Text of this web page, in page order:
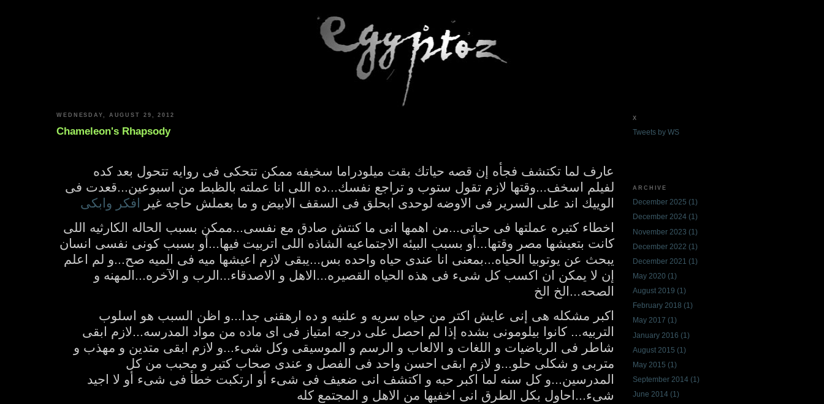
WEDNESDAY, AUGUST 29, 2012
Chameleon's Rhapsody
عارف لما تكتشف فجأه إن قصه حياتك بقت ميلودراما سخيفه ممكن تتحكى فى روايه تتحول بعد كده
لفيلم اسخف...وقتها لازم تقول ستوب و تراجع نفسك...ده اللى انا عملته بالظبط من اسبوعين...قعدت فى
الوييك اند على السرير فى الاوضه لوحدى ابحلق فى السقف الابيض و ما بعملش حاجه غير
افكر وابكى
اخطاء كتيره عملتها فى حياتى...من اهمها انى ما كنتش صادق مع نفسى...ممكن بسبب الحاله الكارثيه اللى
كانت بتعيشها مصر وقتها...أو بسبب البيئه الاجتماعيه الشاذه اللى اتربيت فيها...أو بسبب كونى نفسى انسان
يبحث عن يوتوبيا الحياه...بمعنى انا عندى حياه واحده بس...يبقى لازم اعيشها ميه فى الميه صح...و لم اعلم
إن لا يمكن ان اكسب كل شىء فى هذه الحياه القصيره...الاهل و الاصدقاء...الرب و الآخره...المهنه و
الصحه...الخ الخ
اكبر مشكله هى إنى عايش اكتر من حياه سريه و علنيه و ده ارهقنى جدا...و اظن السبب هو اسلوب
التربيه... كانوا بيلومونى بشده إذا لم احصل على درجه امتياز فى اى ماده من مواد المدرسه...لازم ابقى
شاطر فى الرياضيات و اللغات و الالعاب و الرسم و الموسيقى وكل شىء...و لازم ابقى متدين و مهذب و
متربى و شكلى حلو...و لازم ابقى احسن واحد فى الفصل و عندى صحاب كتير و محبب من كل
المدرسين...و كل سنه لما اكبر حبه و اكتشف انى ضعيف فى شىء أو ارتكبت خطأ فى شىء أو لا اجيد
شىء...احاول بكل الطرق انى اخفيها من الاهل و المجتمع كله
X
Tweets by WS
ARCHIVE
December 2025 (1)
December 2024 (1)
November 2023 (1)
December 2022 (1)
December 2021 (1)
May 2020 (1)
August 2019 (1)
February 2018 (1)
May 2017 (1)
January 2016 (1)
August 2015 (1)
May 2015 (1)
September 2014 (1)
June 2014 (1)